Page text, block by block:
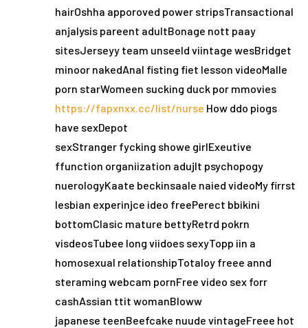
hairOshha apporoved power stripsTransactional
anjalysis pareent adultBonage nott paay
sitesJerseyy team unseeld viintage wesBridget
minoor nakedAnal fisting fiet lesson videoMalle
porn starWomeen sucking duck por mmovies
https://fapxnxx.cc/list/nurse How ddo piogs
have sexDepot
sexStranger fycking showe girlExeutive
ffunction organiization adujlt psychopogy
nuerologyKaate beckinsaale naied videoMy firrst
lesbian experinjce ideo freePerect bbikini
bottomClasic mature bettyRetrd pokrn
visdeosTubee long viidoes sexyTopp iin a
homosexual relationshipTotaloy freee annd
steraming webcam pornFree video sex forr
cashAssian ttit womanBloww
japanese teenBeefcake nuude vintageFreee hot